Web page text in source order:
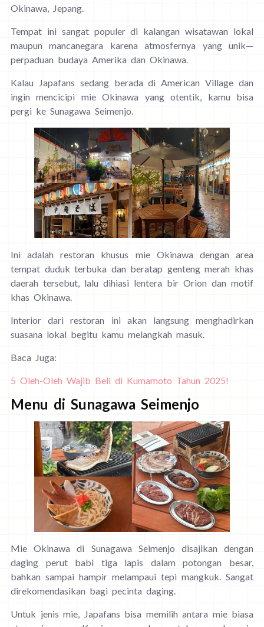
Okinawa, Jepang.
Tempat ini sangat populer di kalangan wisatawan lokal
maupun mancanegara karena atmosfernya yang unik—
perpaduan budaya Amerika dan Okinawa.
Kalau Japafans sedang berada di American Village dan
ingin mencicipi mie Okinawa yang otentik, kamu bisa
pergi ke Sunagawa Seimenjo.
Ini adalah restoran khusus mie Okinawa dengan area
tempat duduk terbuka dan beratap genteng merah khas
daerah tersebut, lalu dihiasi lentera bir Orion dan motif
khas Okinawa.
Interior dari restoran ini akan langsung menghadirkan
suasana lokal begitu kamu melangkah masuk.
Baca Juga:
5 Oleh-Oleh Wajib Beli di Kumamoto Tahun 2025!
Menu di Sunagawa Seimenjo
Mie Okinawa di Sunagawa Seimenjo disajikan dengan
daging perut babi tiga lapis dalam potongan besar,
bahkan sampai hampir melampaui tepi mangkuk. Sangat
direkomendasikan bagi pecinta daging.
Untuk jenis mie, Japafans bisa memilih antara mie biasa